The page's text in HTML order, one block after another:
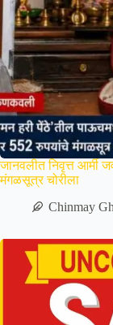
जानवलीत निवृत्त आर्मी
मंगळसूत्र चोरीला
Chinmay